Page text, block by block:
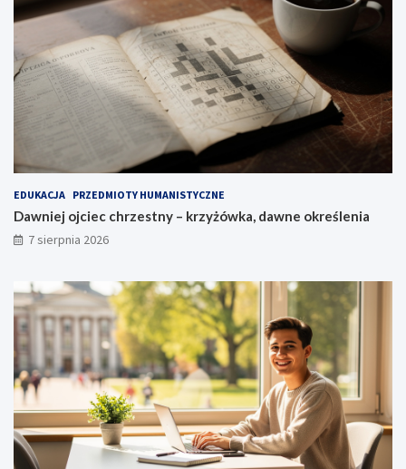
EDUKACJA PRZEDMIOTY HUMANISTYCZNE
Dawniej ojciec chrzestny – krzyżówka, dawne określenia
7 sierpnia 2026